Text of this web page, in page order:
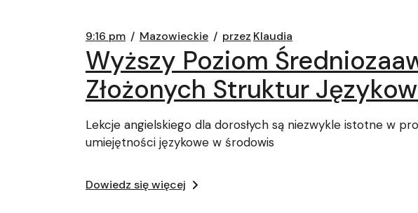
9:16 pm Mazowieckie przez Klaudia
Wyższy Poziom
Złożonych Struktur
Lekcje angielskiego dla dorosłych są niezwykle istotne w
umiejętności językowe w środowis
Dowiedz się więcej